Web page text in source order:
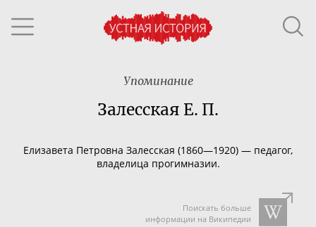
Упоминание
Залесская Е. П.
Елизавета Петровна Залесская (1860—1920) — педагог,
владелица прогимназии.
Поискать больше
информации на Википедии